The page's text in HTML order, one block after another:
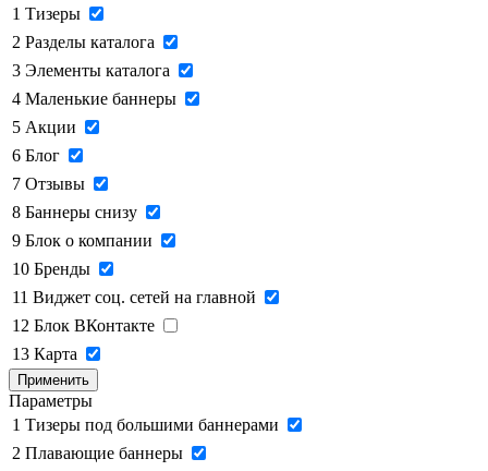
1 Тизеры
2 Разделы каталога
3 Элементы каталога
4 Маленькие баннеры
5 Акции
6 Блог
7 Отзывы
8 Баннеры снизу
9 Блок о компании
10 Бренды
11 Виджет соц. сетей на главной
12 Блок ВКонтакте
13 Карта
Применить
Параметры
1 Тизеры под большими баннерами
2 Плавающие баннеры